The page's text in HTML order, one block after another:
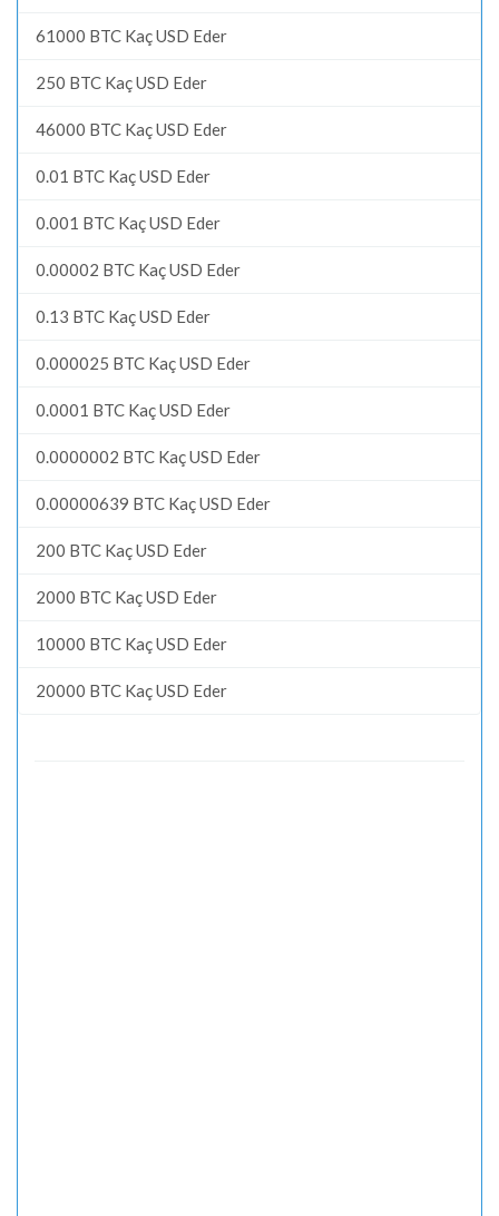
61000 BTC Kaç USD Eder
250 BTC Kaç USD Eder
46000 BTC Kaç USD Eder
0.01 BTC Kaç USD Eder
0.001 BTC Kaç USD Eder
0.00002 BTC Kaç USD Eder
0.13 BTC Kaç USD Eder
0.000025 BTC Kaç USD Eder
0.0001 BTC Kaç USD Eder
0.0000002 BTC Kaç USD Eder
0.00000639 BTC Kaç USD Eder
200 BTC Kaç USD Eder
2000 BTC Kaç USD Eder
10000 BTC Kaç USD Eder
20000 BTC Kaç USD Eder